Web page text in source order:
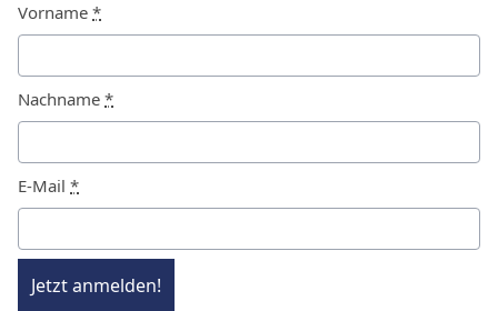
Vorname *
Nachname *
E-Mail *
Jetzt anmelden!